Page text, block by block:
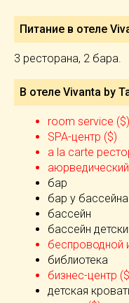
Питание в отеле
3 ресторана, 2 бара.
В отеле Vivanta by
room service ($)
SPA-центр ($)
а la carte
бар
бар у бассейна
бассейн
бассейн
беспроводной
библиотека
бизнес-центр
детская